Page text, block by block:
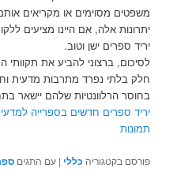
משפטים מסוימים או מקריאים
יתרונות אלה, אם היינו מציעים
יריד ספרים ישן וטוב.
לסיכום, ברצוני להביע את תקוותי
חלק בלתי נפרד מתרבות מדעית
בחוסר הרלוונטיות שלהם יישאר
יריד ספרים חדשים בספרייה
תמונות
פורסם בקטגוריה כללי |עם התגים